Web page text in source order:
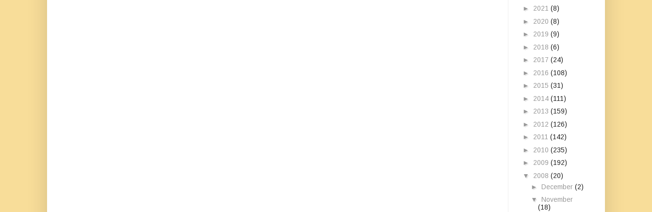
► 2021 (8)
► 2020 (8)
► 2019 (9)
► 2018 (6)
► 2017 (24)
► 2016 (108)
► 2015 (31)
► 2014 (111)
► 2013 (159)
► 2012 (126)
► 2011 (142)
► 2010 (235)
► 2009 (192)
▼ 2008 (20)
► December (2)
▼ November
(18)